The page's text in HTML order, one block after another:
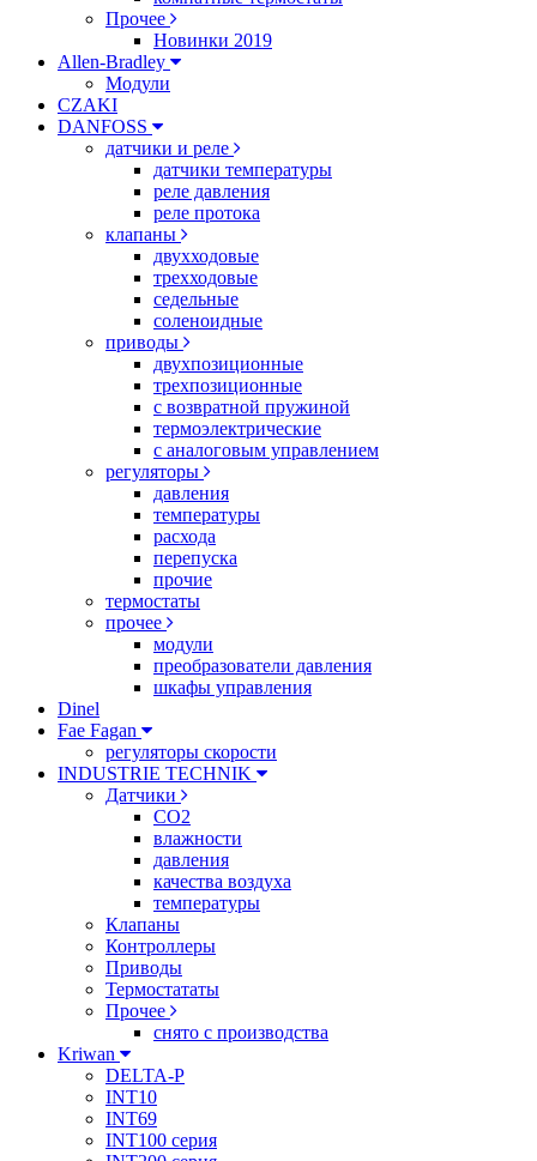
Прочее
Новинки 2019
Allen-Bradley
Модули
CZAKI
DANFOSS
датчики и реле
датчики температуры
реле давления
реле протока
клапаны
двухходовые
трехходовые
седельные
соленоидные
приводы
двухпозиционные
трехпозиционные
с возвратной пружиной
термоэлектрические
с аналоговым управлением
регуляторы
давления
температуры
расхода
перепуска
прочие
термостаты
прочее
модули
преобразователи давления
шкафы управления
Dinel
Fae Fagan
регуляторы скорости
INDUSTRIE TECHNIK
Датчики
CO2
влажности
давления
качества воздуха
температуры
Клапаны
Контроллеры
Приводы
Термостататы
Прочее
снято с производства
Kriwan
DELTA-P
INT10
INT69
INT100 серия